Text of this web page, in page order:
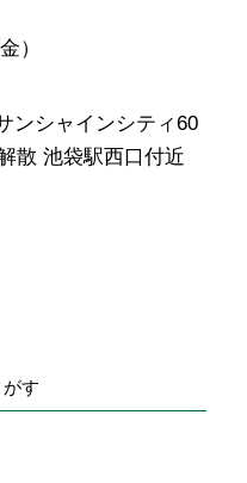
）
ンシャインシティ60
散 池袋駅西口付近
す